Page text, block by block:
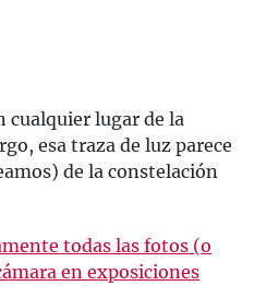
cualquier lugar de la
esa traza de luz parece
de la constelación
todas las fotos (o
en exposiciones